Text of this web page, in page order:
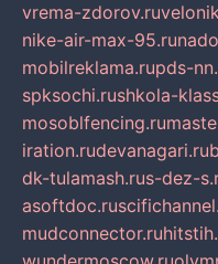
vrema-zdorov.ru
nike-air-max-95.ru
mobilreklama.rupds-
spksochi.rushkola-
mosoblfencing.ru
iration.rudevanagari.ru
dk-tulamash.rus-dez-
asoftdoc.ru
mudconnector.ru